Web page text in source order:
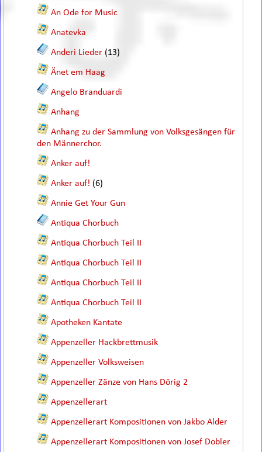
An Ode for Music
Anatevka
Anderi Lieder (13)
Änet em Haag
Angelo Branduardi
Anhang
Anhang zu der Sammlung von Volksgesängen für
den Männerchor.
Anker auf!
Anker auf! (6)
Annie Get Your Gun
Antiqua Chorbuch
Antiqua Chorbuch Teil II
Antiqua Chorbuch Teil II
Antiqua Chorbuch Teil II
Antiqua Chorbuch Teil II
Apotheken Kantate
Appenzeller Hackbrettmusik
Appenzeller Volksweisen
Appenzeller Zänze von Hans Dörig 2
Appenzellerart
Appenzellerart Kompositionen von Jakbo Alder
Appenzellerart Kompositionen von Josef Dobler